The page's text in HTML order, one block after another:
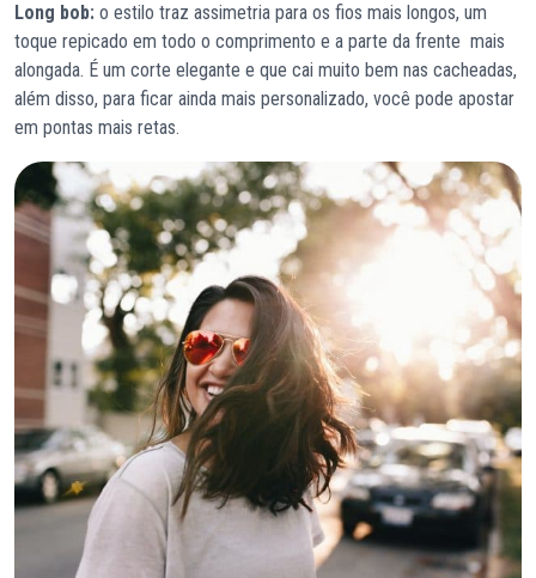
Long bob: o estilo traz assimetria para os fios mais longos, um
toque repicado em todo o comprimento e a parte da frente mais
alongada. É um corte elegante e que cai muito bem nas cacheadas,
além disso, para ficar ainda mais personalizado, você pode apostar
em pontas mais retas.